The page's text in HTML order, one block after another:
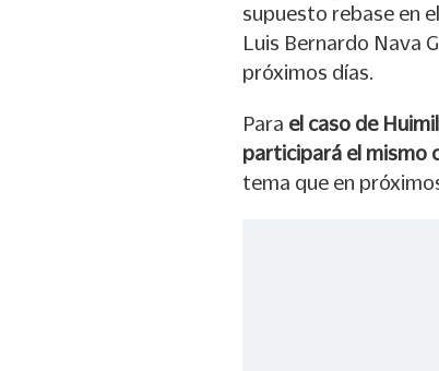
supuesto rebase en
Luis Bernardo Nava
próximos días.
Para el caso de
participará el mismo
tema que en